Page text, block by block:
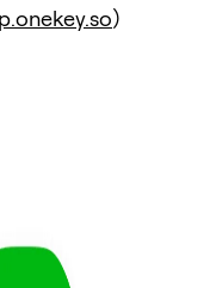
）